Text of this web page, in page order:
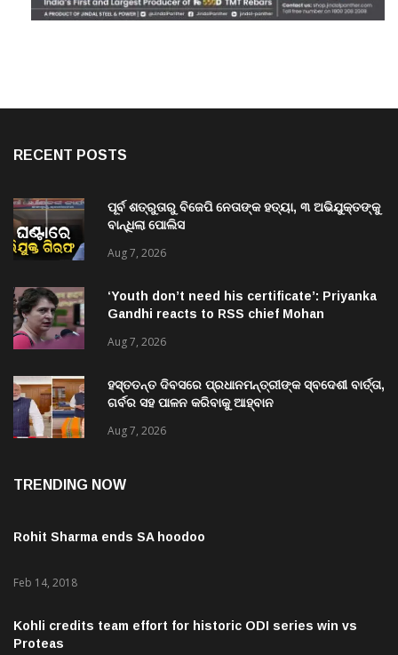
RECENT POSTS
ପୂର୍ବ ଶତ୍ରୁତାରୁ ବିଜେପି ନେତାଙ୍କ ହତ୍ୟା, ୩ ଅଭିଯୁକ୍ତଙ୍କୁ
ବାନ୍ଧିଲା ପୋଲିସ
Aug 7, 2026
‘Youth don’t need his certificate’: Priyanka
Gandhi reacts to RSS chief Mohan
Aug 7, 2026
ହସ୍ତତନ୍ତ ଦିବସରେ ପ୍ରଧାନମନ୍ତ୍ରୀଙ୍କ ସ୍ବଦେଶୀ ବାର୍ତ୍ତା,
ଗର୍ବର ସହ ପାଳନ କରିବାକୁ ଆହ୍ବାନ
Aug 7, 2026
TRENDING NOW
Rohit Sharma ends SA hoodoo
Feb 14, 2018
Kohli credits team effort for historic ODI series win vs
Proteas